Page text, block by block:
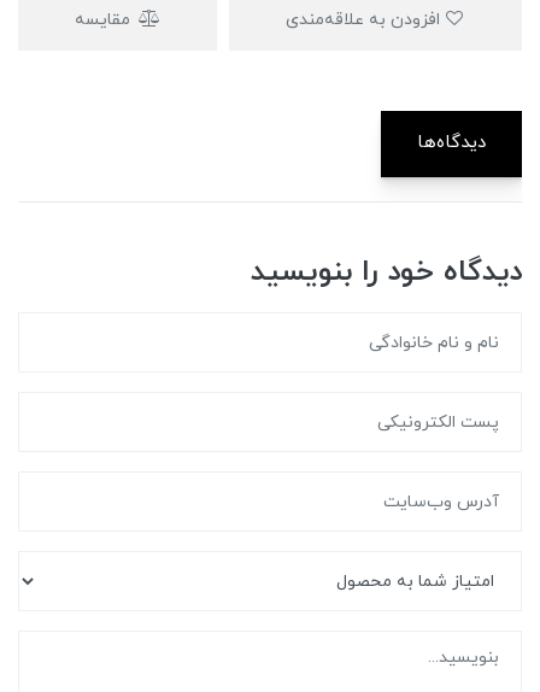
مقایسه
دیدگاه‌ها
دیدگاه خود را بنویسید